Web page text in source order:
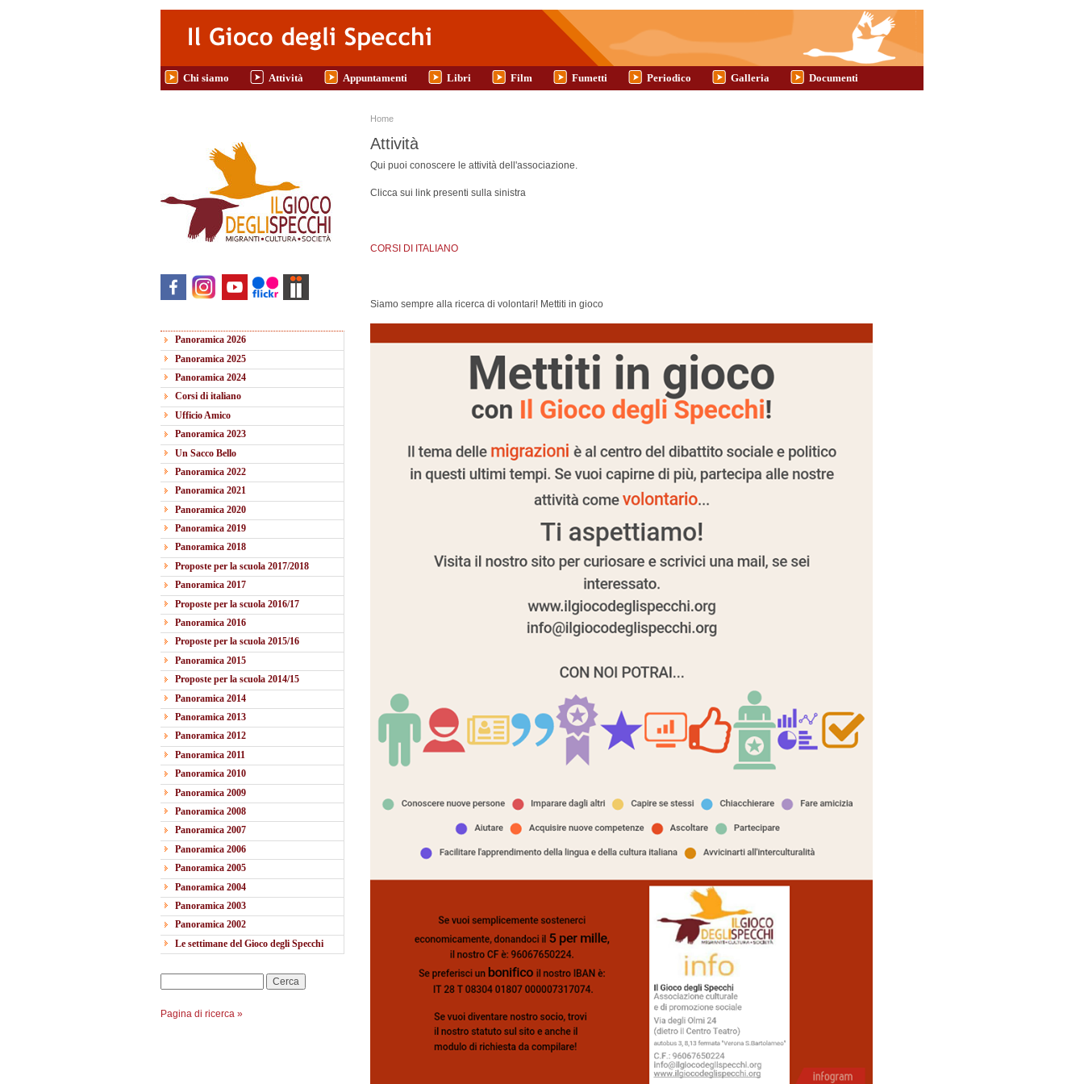
Chi siamo Attività Appuntamenti Libri Film Fumetti Periodico Galleria Documenti
Panoramica 2026
Panoramica 2025
Panoramica 2024
Corsi di italiano
Ufficio Amico
Panoramica 2023
Un Sacco Bello
Panoramica 2022
Panoramica 2021
Panoramica 2020
Panoramica 2019
Panoramica 2018
Proposte per la scuola 2017/2018
Panoramica 2017
Proposte per la scuola 2016/17
Panoramica 2016
Proposte per la scuola 2015/16
Panoramica 2015
Proposte per la scuola 2014/15
Panoramica 2014
Panoramica 2013
Panoramica 2012
Panoramica 2011
Panoramica 2010
Panoramica 2009
Panoramica 2008
Panoramica 2007
Panoramica 2006
Panoramica 2005
Panoramica 2004
Panoramica 2003
Panoramica 2002
Le settimane del Gioco degli Specchi
Pagina di ricerca »
Tu sei qui
Home
Attività
Qui puoi conoscere le attività dell'associazione.
Clicca sui link presenti sulla sinistra
CORSI DI ITALIANO
Siamo sempre alla ricerca di volontari! Mettiti in gioco